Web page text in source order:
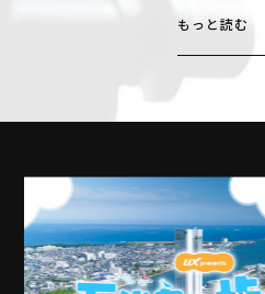
もっと読む